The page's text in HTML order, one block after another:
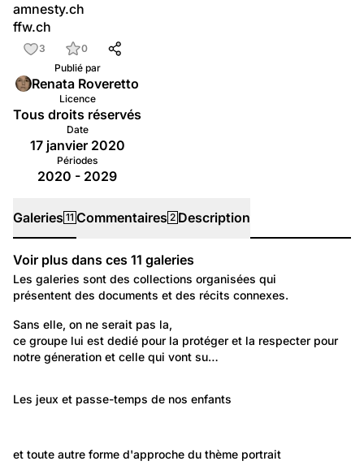
amnesty.ch
ffw.ch
3
0
Publié par
Renata Roveretto
Licence
Tous droits réservés
Date
17 janvier 2020
Périodes
2020 - 2029
Galeries 11 Commentaires 2 Description
Galeries
Voir plus dans ces 11 galeries
Les galeries sont des collections organisées qui
présentent des documents et des récits connexes.
Environnement: Nature et paysage
Notre planète la terre
Sans elle, on ne serait pas la,
ce groupe lui est dedié pour la protéger et la respecter pour
notre géneration et celle qui vont su…
Politique et Société: Education
Les jeux et passe-temps de nos enfants
Passion
Portraits: Figures marquantes
et toute autre forme d'approche du thème portrait